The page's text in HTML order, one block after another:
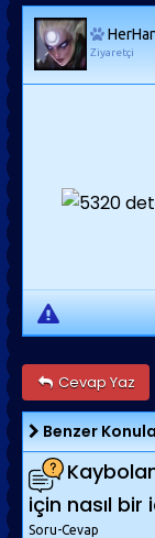
Ziyaretçi
Cevap Yaz
Benzer
için nasıl bir
Soru-Cevap